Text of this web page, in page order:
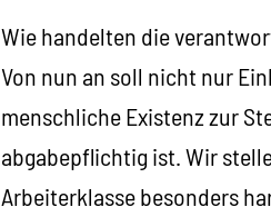
Wie handelten die
Von nun an soll nicht nur
menschliche Existenz zur
abgabepflichtig ist. Wir
Arbeiterklasse besonders